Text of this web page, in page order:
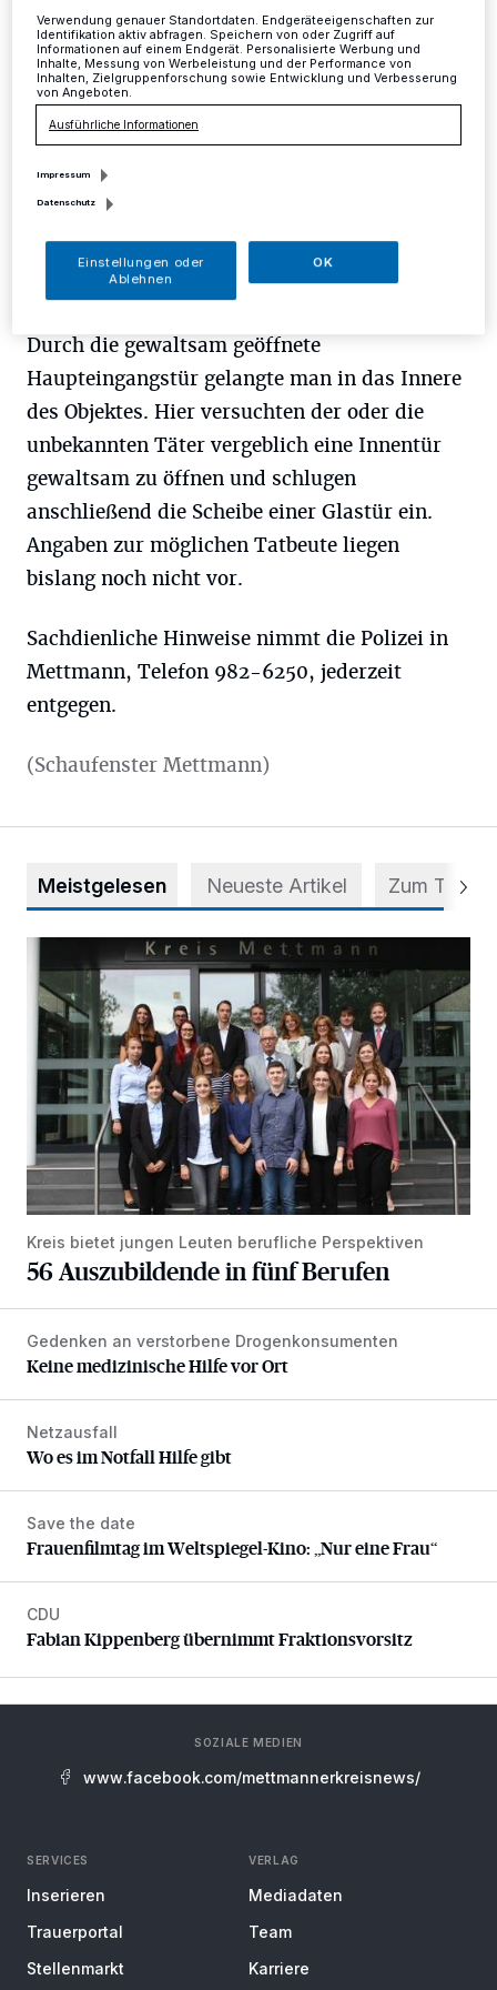
Donnerstag, 10 Uhr, kam es zu einem Einbruch in ein
Bürogebäude an der Ötzbachstraße in Mettmann.
Durch die gewaltsam geöffnete
Haupteingangstür gelangte man in das Innere
des Objektes. Hier versuchten der oder die
unbekannten Täter vergeblich eine Innentür
gewaltsam zu öffnen und schlugen
anschließend die Scheibe einer Glastür ein.
Angaben zur möglichen Tatbeute liegen
bislang noch nicht vor.
Sachdienliche Hinweise nimmt die Polizei in
Mettmann, Telefon 982-6250, jederzeit
entgegen.
(Schaufenster Mettmann)
Meistgelesen Neueste Artikel Zum Thema
56 Auszubildende in fünf Berufen
Kreis bietet jungen Leuten berufliche Perspektiven
56 Auszubildende in fünf Berufen
Keine medizinische Hilfe vor Ort
Gedenken an verstorbene Drogenkonsumenten
Keine medizinische Hilfe vor Ort
Wo es im Notfall Hilfe gibt
Netzausfall
Wo es im Notfall Hilfe gibt
Frauenfilmtag im Weltspiegel-Kino: „Nur eine Frau“
Save the date
Frauenfilmtag im Weltspiegel-Kino: „Nur eine Frau“
Fabian Kippenberg übernimmt Fraktionsvorsitz
CDU
Fabian Kippenberg übernimmt Fraktionsvorsitz
SOZIALE MEDIEN
www.facebook.com/mettmannerkreisnews/
SERVICES
Inserieren
Trauerportal
Stellenmarkt
VERLAG
Mediadaten
Team
Karriere
Verwendung genauer Standortdaten. Endgeräteeigenschaften zur
Identifikation aktiv abfragen. Speichern von oder Zugriff auf
Informationen auf einem Endgerät. Personalisierte Werbung und
Inhalte, Messung von Werbeleistung und der Performance von
Inhalten, Zielgruppenforschung sowie Entwicklung und Verbesserung
von Angeboten.
Ausführliche Informationen
Impressum
Datenschutz
Einstellungen oder
Ablehnen
OK